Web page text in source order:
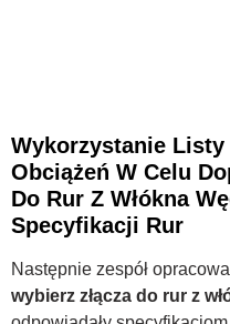
Wykorzystanie
Obciążeń W Celu
Do Rur Z Włókna
Specyfikacji Rur
Następnie zespół
wybierz złącza do rur z